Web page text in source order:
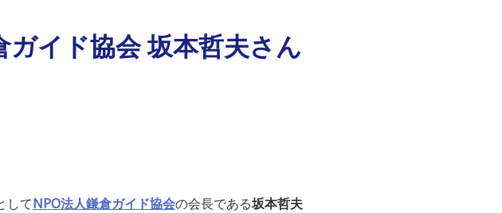
ガイド協会 坂本哲夫さん
してNPO法人鎌倉ガイド協会の会長である坂本哲夫